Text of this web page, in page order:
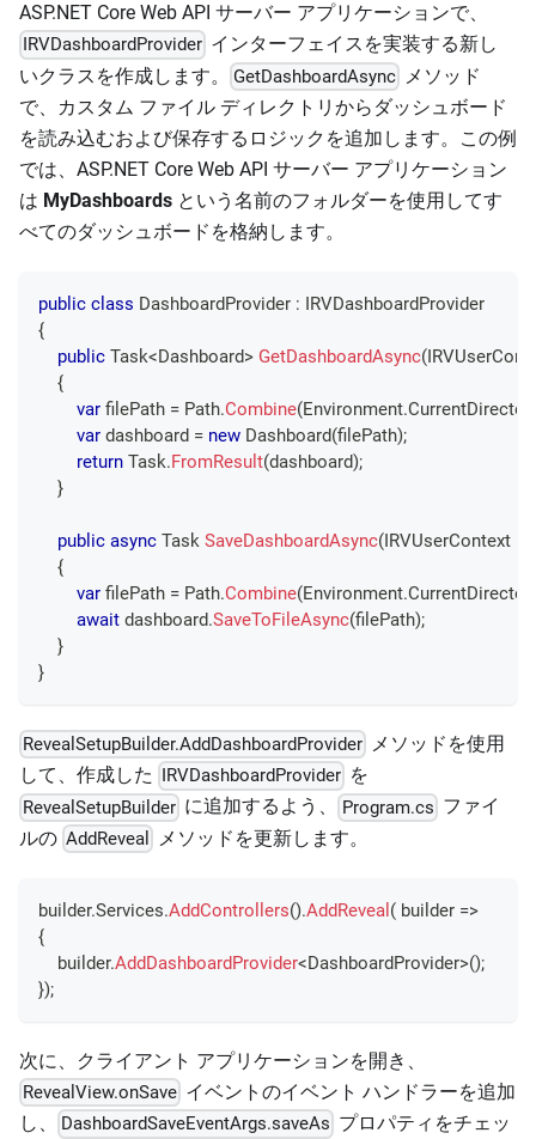
ASP.NET Core Web API サーバー アプリケーションで、
IRVDashboardProvider インターフェイスを実装する新し
いクラスを作成します。
GetDashboardAsync
メソッド
で、カスタム ファイル ディレクトリからダッシュボード
を読み込むおよび保存するロジックを追加します。この例
では、ASP.NET Core Web API サーバー アプリケーション
は MyDashboards という名前のフォルダーを使用してす
べてのダッシュボードを格納します。
public class DashboardProvider : IRVDashboardProvider
{
public Task<Dashboard> GetDashboardAsync(
{
var filePath = Path.Combine(Environment.
var dashboard = new Dashboard(filePath);
return Task.FromResult(dashboard);
}
public async Task SaveDashboardAsync(IRVUserContext
{
var filePath = Path.Combine(Environment.
await dashboard.SaveToFileAsync(filePath);
}
}
RevealSetupBuilder.AddDashboardProvider メソッドを使用
して、作成した
IRVDashboardProvider を
RevealSetupBuilder に追加するよう、 Program.cs ファイ
ルの AddReveal メソッドを更新します。
builder.Services.AddControllers().AddReveal ( builder =>
{
    builder
.AddDashboardProvider<DashboardProvider>();
});
次に、クライアント アプリケーションを開き、
RevealView.onSave イベントのイベント ハンドラーを追加
し、
DashboardSaveEventArgs.saveAs プロパティをチェッ